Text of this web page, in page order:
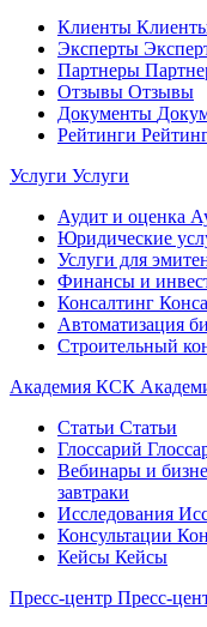
Клиенты
Эксперты
Партнеры
Отзывы Отзывы
Документы
Рейтинги
Услуги Услуги
Аудит и оценка
Юридические
Услуги для
Финансы и
Консалтинг
Автоматизация
Строительный
Академия КСК
Статьи Статьи
Глоссарий
Вебинары и
завтраки
Исследования
Консультации
Кейсы Кейсы
Пресс-центр Пресс-